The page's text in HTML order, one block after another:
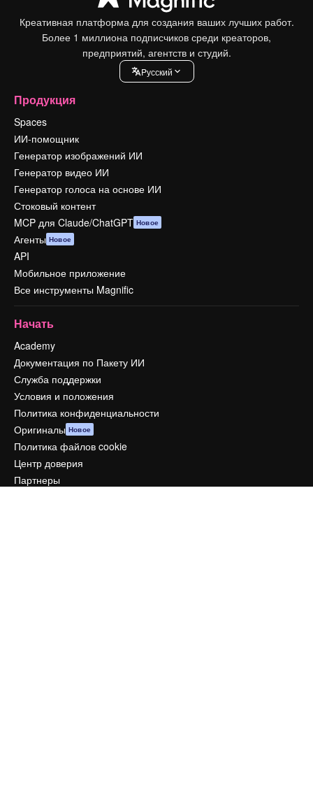
Креативная платформа для создания ваших лучших работ.
Более 1 миллиона подписчиков среди креаторов,
предприятий, агентств и студий.
Pусский
Продукция
Spaces
ИИ-помощник
Генератор изображений ИИ
Генератор видео ИИ
Генератор голоса на основе ИИ
Стоковый контент
MCP для Claude/ChatGPT Новое
Агенты Новое
API
Мобильное приложение
Все инструменты Magnific
Начать
Academy
Документация по Пакету ИИ
Служба поддержки
Условия и положения
Политика конфиденциальности
Оригиналы Новое
Политика файлов cookie
Центр доверия
Партнеры